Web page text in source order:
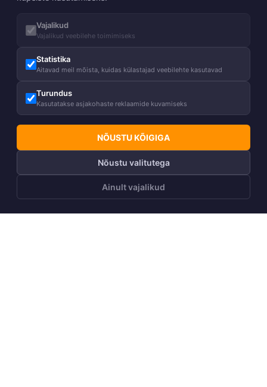
Vajalikud
Vajalikud veebilehe toimimiseks
Statistika
Aitavad meil mõista, kuidas külastajad veebilehte kasutavad
Turundus
Kasutatakse asjakohaste reklaamide kuvamiseks
NÕUSTU KÕIGIGA
Nõustu valitutega
Ainult vajalikud